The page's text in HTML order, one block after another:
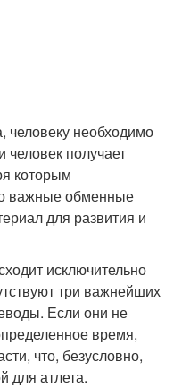
необходимо
человек получает
которым
важные обменные
для развития и
исключительно
три важнейших
Если они не
время,
что, безусловно,
для атлета.